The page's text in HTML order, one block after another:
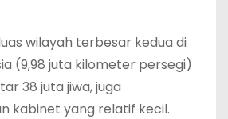
wilayah terbesar kedua di
(9,98 juta kilometer persegi)
38 juta jiwa, juga
kabinet yang relatif kecil.